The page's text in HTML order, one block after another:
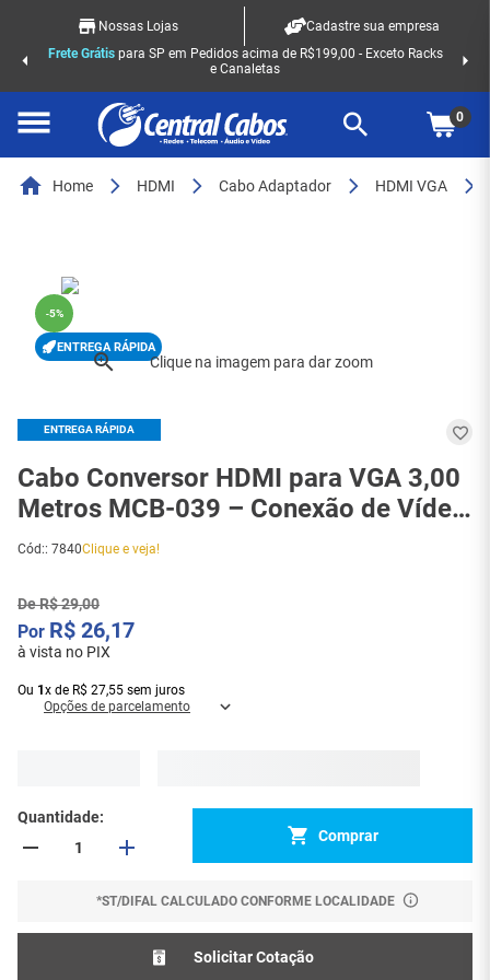
Nossas Lojas
Cadastre sua empresa
Frete Grátispara SP em Pedidos acima de R$199,00 - Exceto Racks
e Canaletas
0
Home HDMI Cabo Adaptador HDMI VGA
-5%
ENTREGA RÁPIDA
ENTREGA RÁPIDA
Cabo Conversor HDMI para VGA 3,00
Metros MCB-039 – Conexão de Vídeo
com Qualidade e Praticidade - 7840
Cód:: 7840Clique e veja!
DeR$29,00
R$ 26,17
à vista no PIX
Ou 1 x de R$ 27,55 sem juros
Opções de parcelamento
Quantidade
Comprar
*ST/DIFAL CALCULADO CONFORME LOCALIDADE
Solicitar Cotação